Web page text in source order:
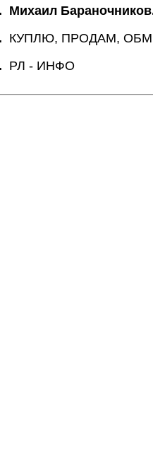
Михаил
КУПЛЮ, ПРОДАМ,
РЛ - ИНФО